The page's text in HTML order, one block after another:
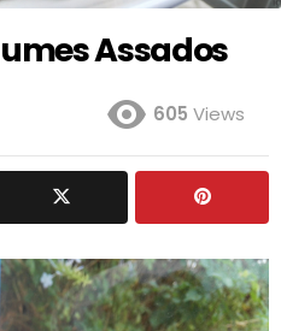
Assados
605 Views